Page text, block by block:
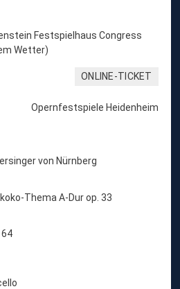
Festspielhaus Congress
Wetter)
ONLINE-TICKET
Opernfestspiele Heidenheim
von Nürnberg
Thema A-Dur op. 33
64